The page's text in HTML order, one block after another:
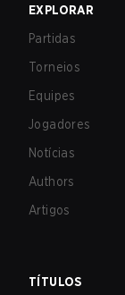
EXPLORAR
Partidas
Torneios
Equipes
Jogadores
Notícias
Authors
Artigos
TÍTULOS